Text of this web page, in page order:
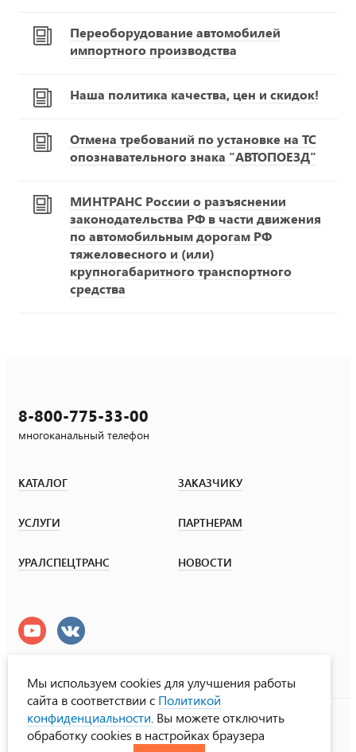
Переоборудование автомобилей
импортного производства
Наша политика качества, цен и скидок!
Отмена требований по установке на ТС
опознавательного знака "АВТОПОЕЗД"
МИНТРАНС России о разъяснении
законодательства РФ в части движения
по автомобильным дорогам РФ
тяжеловесного и (или)
крупногабаритного транспортного
средства
8-800-775-33-00
многоканальный телефон
КАТАЛОГ ЗАКАЗЧИКУ
УСЛУГИ ПАРТНЕРАМ
УРАЛСПЕЦТРАНС НОВОСТИ
УралСпецТранс
© ООО «Урал СТ», 2000-2026
Политика конфиденциальности
Мы используем cookies для улучшения работы
сайта в соответствии с Политикой
конфиденциальности . Вы можете отключить
обработку cookies в настройках браузера